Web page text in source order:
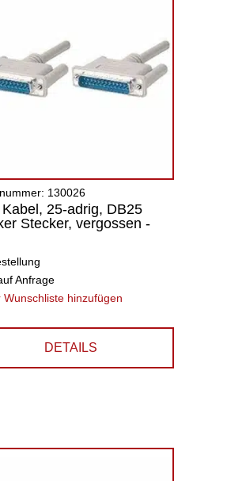
130026
25-adrig, DB25
Stecker, vergossen -
Anfrage
Wunschliste hinzufügen
DETAILS